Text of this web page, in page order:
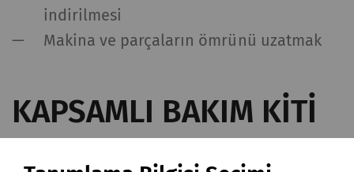
indirilmesi
Makina ve parçaların ömrünü uzatmak
KAPSAMLI BAKIM KITI